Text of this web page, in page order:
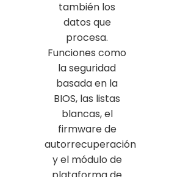
también los
datos que
procesa.
Funciones como
la seguridad
basada en la
BIOS, las listas
blancas, el
firmware de
autorrecuperación
y el módulo de